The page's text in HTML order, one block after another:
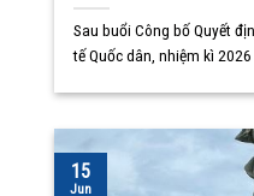
Sau buổi Công bố Quyết
tế Quốc dân, nhiệm kì 2026
15
Jun